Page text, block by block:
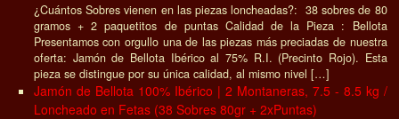
¿Cuántos Sobres vienen en las piezas loncheadas?: 38 sobres de 80
gramos + 2 paquetitos de puntas Calidad de la Pieza : Bellota
Presentamos con orgullo una de las piezas más preciadas de nuestra
oferta: Jamón de Bellota Ibérico al 75% R.I. (Precinto Rojo). Esta
pieza se distingue por su única calidad, al mismo nivel […]
Jamón de Bellota 100% Ibérico | 2 Montaneras, 7.5 - 8.5 kg /
Loncheado en Fetas (38 Sobres 80gr + 2xPuntas)